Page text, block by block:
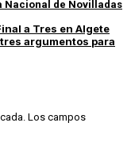
Nacional de Novilladas
a Tres en Algete
argumentos para
Los campos